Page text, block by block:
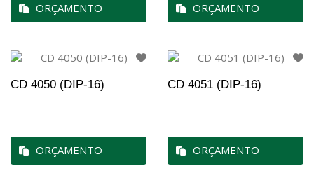
ORÇAMENTO ORÇAMENTO
CD 4050 (DIP-16)
ORÇAMENTO
CD 4051 (DIP-16)
ORÇAMENTO